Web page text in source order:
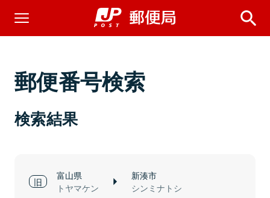
郵便番号検索
検索結果
富山県
トヤマケン
新湊市
シンミナトシ